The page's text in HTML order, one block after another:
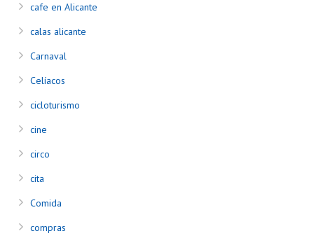
cafe en Alicante
calas alicante
Carnaval
Celíacos
cicloturismo
cine
circo
cita
Comida
compras